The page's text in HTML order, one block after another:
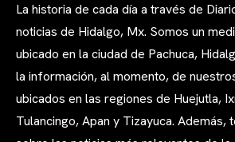
La historia de cada día a través de
noticias de Hidalgo, Mx. Somos un
ubicado en la ciudad de Pachuca,
la información, al momento, de
ubicados en las regiones de Huejutla,
Tulancingo, Apan y Tizayuca. Además,